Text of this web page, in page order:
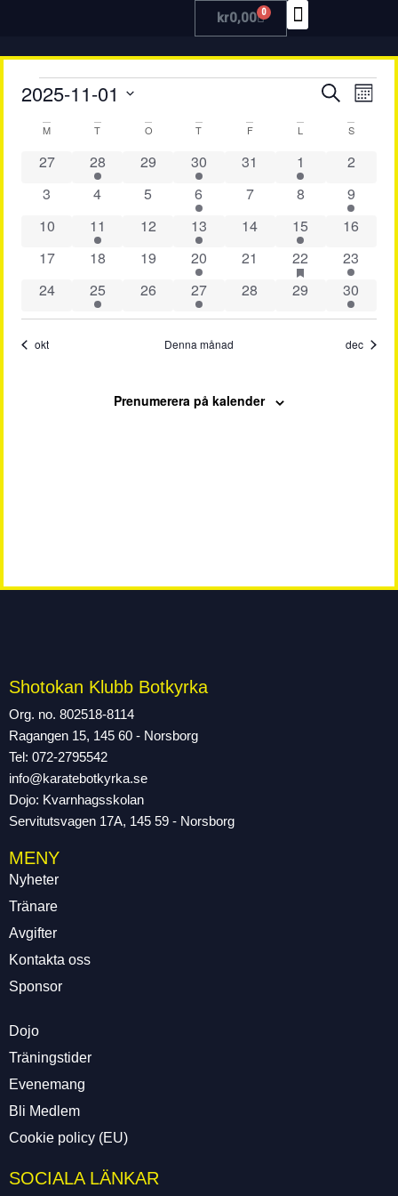
kr0,00 0
and
Views
Sök Månad
2025-11-01
datum.
Kalender
av
Evenemang
M T O T F L S
0 evenemang
27 1 evenemang
28 0 evenemang
29 2 evenemang
30 0 evenemang
31 3 evenemang
1 0
2
0 evenemang
3 0 evenemang
4 0 evenemang
5 2 evenemang
6 0 evenemang
7 0 evenemang
8 2
9
0 evenemang
10 1 evenemang
11 0 evenemang
12 2 evenemang
13 0 evenemang
14 3 evenemang
15 0
16
0 evenemang
17 0 evenemang
18 0 evenemang
19 2 evenemang
20 0 evenemang
21 2 evenemang
22has featured
2
23
0 evenemang
24 1 evenemang
25 0 evenemang
26 2 evenemang
27 0 evenemang
28 0 evenemang
29 2
30
okt Denna månad dec
Prenumerera på kalender
Shotokan Klubb Botkyrka
Org. no. 802518-8114
Ragangen 15, 145 60 - Norsborg
Tel: 072-2795542
info@karatebotkyrka.se
Dojo: Kvarnhagsskolan
Servitutsvagen 17A, 145 59 - Norsborg
MENY
Nyheter
Tränare
Avgifter
Kontakta oss
Sponsor
Dojo
Träningstider
Evenemang
Bli Medlem
Cookie policy (EU)
SOCIALA LÄNKAR